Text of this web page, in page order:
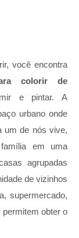
você encontra
colorir de
e pintar. A
urbano onde
um de nós vive,
em uma
agrupadas
de vizinhos
supermercado,
obter o